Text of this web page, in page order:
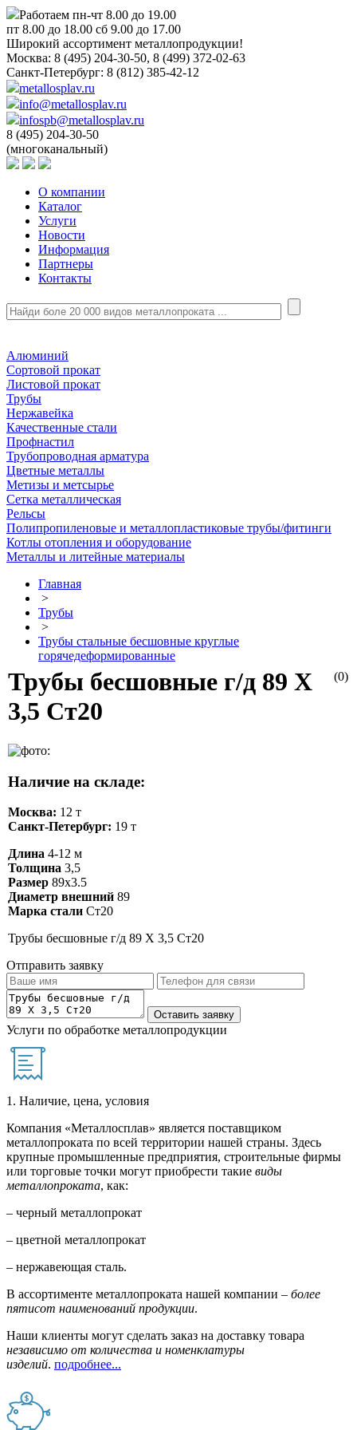
Работаем пн-чт 8.00 до 19.00
пт 8.00 до 18.00 сб 9.00 до 17.00
Широкий ассортимент металлопродукции!
Москва: 8 (495) 204-30-50, 8 (499) 372-02-63
Санкт-Петербург: 8 (812) 385-42-12
metallosplav.ru
info@metallosplav.ru
infospb@metallosplav.ru
8 (495) 204-30-50
(многоканальный)
О компании
Каталог
Услуги
Новости
Информация
Партнеры
Контакты
Алюминий
Сортовой прокат
Листовой прокат
Трубы
Нержавейка
Качественные стали
Профнастил
Трубопроводная арматура
Цветные металлы
Метизы и метсырье
Сетка металлическая
Рельсы
Полипропиленовые и металлопластиковые трубы/фитинги
Котлы отопления и оборудование
Металлы и литейные материалы
Главная
>
Трубы
>
Трубы стальные бесшовные круглые
горячедеформированные
(0)
Трубы бесшовные г/д 89 Х
3,5 Ст20
Наличие на складе:
Москва: 12 т
Санкт-Петербург: 19 т
Длина 4-12 м
Толщина 3,5
Размер 89х3.5
Диаметр внешний 89
Марка стали Ст20
Трубы бесшовные г/д 89 Х 3,5 Ст20
Отправить заявку
Услуги по обработке металлопродукции
1. Наличие, цена, условия
Компания «Металлосплав» является поставщиком
металлопроката по всей территории нашей страны. Здесь
крупные промышленные предприятия, строительные фирмы
или торговые точки могут приобрести такие виды
металлопроката, как:
– черный металлопрокат
– цветной металлопрокат
– нержавеющая сталь.
В ассортименте металлопроката нашей компании – более
пятисот наименований продукции.
Наши клиенты могут сделать заказ на доставку товара
независимо от количества и номенклатуры
изделий. подробнее...